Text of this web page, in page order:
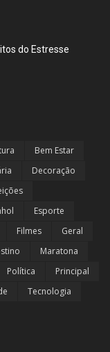
do Estresse
Bem Estar
Decoração
Esporte
Filmes
Geral
Maratona
Política
Principal
Tecnologia